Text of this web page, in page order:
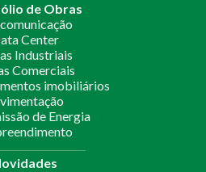
de Obras
Center
Industriais
Comerciais
imobiliários
de Energia